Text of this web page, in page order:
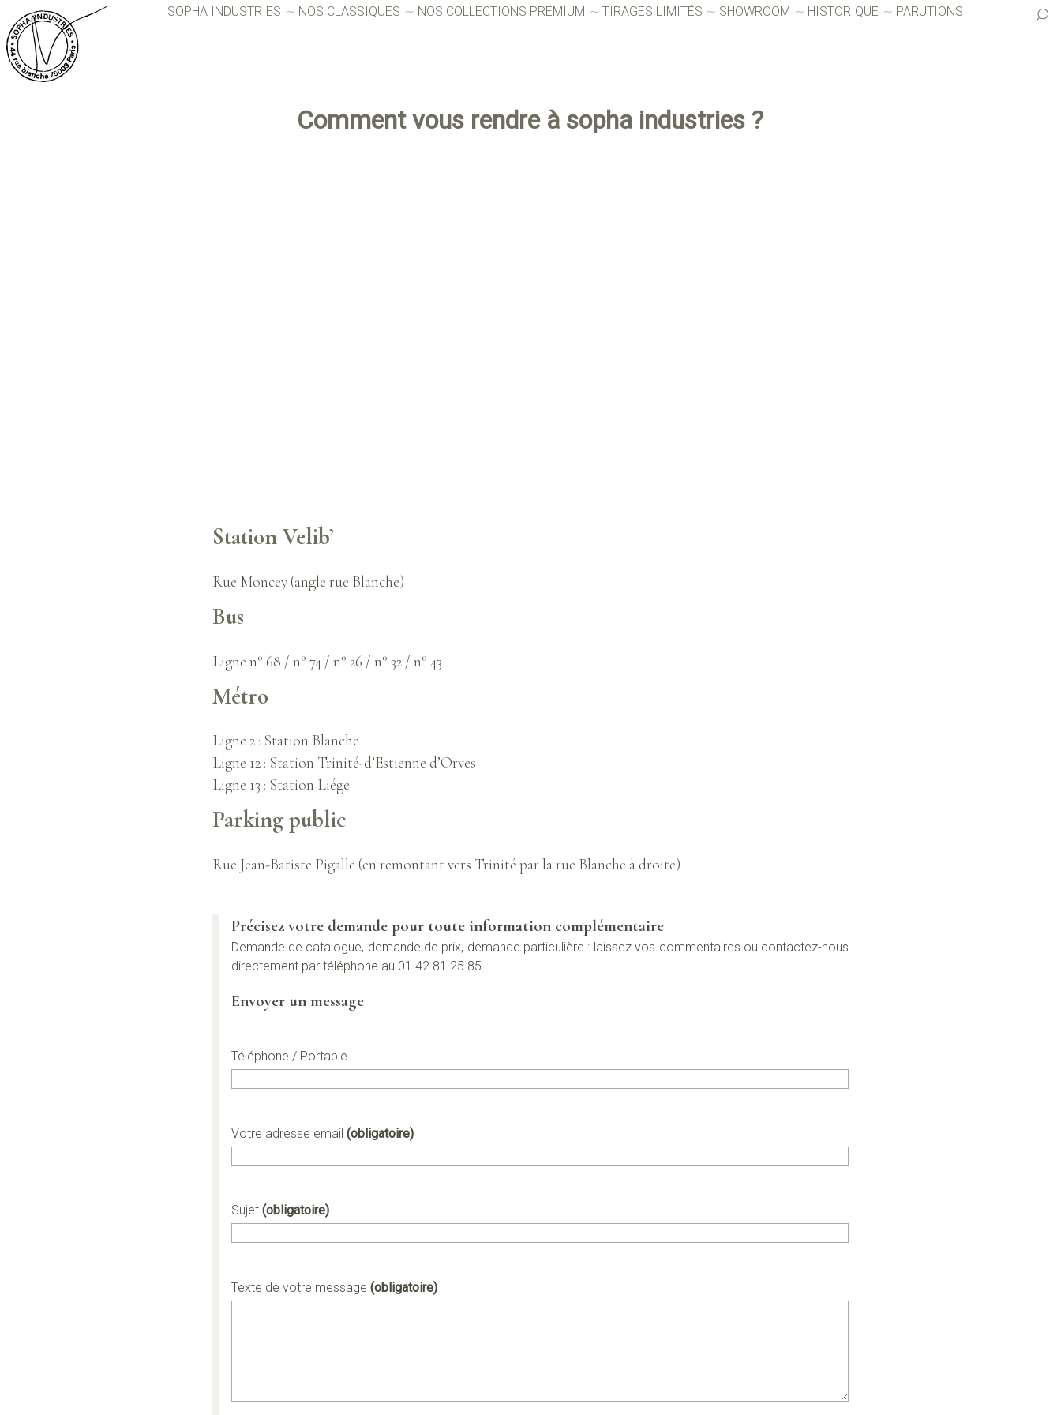
SOPHA INDUSTRIES NOS CLASSIQUES NOS COLLECTIONS PREMIUM TIRAGES LIMITÉS SHOWROOM HISTORIQUE PARUTIONS
comment vous rendre à sopha industries ?
Station Velib’
Rue Moncey (angle rue Blanche)
Bus
Ligne n° 68 / n° 74 / n° 26 / n° 32 / n° 43
Métro
Ligne 2 : Station Blanche
Ligne 12 : Station Trinité-d’Estienne d’Orves
Ligne 13 : Station Liége
Parking public
Rue Jean-Batiste Pigalle (en remontant vers Trinité par la rue Blanche à droite)
Précisez votre demande pour toute information complémentaire
Demande de catalogue, demande de prix, demande particulière : laissez vos commentaires ou contactez-nous
directement par téléphone au 01 42 81 25 85
Envoyer un message
Téléphone / Portable
Votre adresse email (obligatoire)
Sujet (obligatoire)
Texte de votre message (obligatoire)